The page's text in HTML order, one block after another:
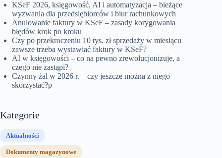
KSeF 2026, księgowość, AI i automatyzacja – bieżące
wyzwania dla przedsiębiorców i biur rachunkowych
Anulowanie faktury w KSeF – zasady korygowania
błędów krok po kroku
Czy po przekroczeniu 10 tys. zł sprzedaży w miesiącu
zawsze trzeba wystawiać faktury w KSeF?
AI w księgowości – co na pewno zrewolucjonizuje, a
czego nie zastąpi?
Czynny żal w 2026 r. – czy jeszcze można z niego
skorzystać?p
Kategorie
Aktualności
Dokumenty magazynowe